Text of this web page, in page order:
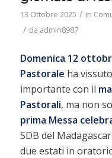
13 Ottobre 2025 / in
/ da admin8987
Domenica 12
Pastorale ha
importante con il
Pastorali, ma non
prima Messa
SDB del
due estati in